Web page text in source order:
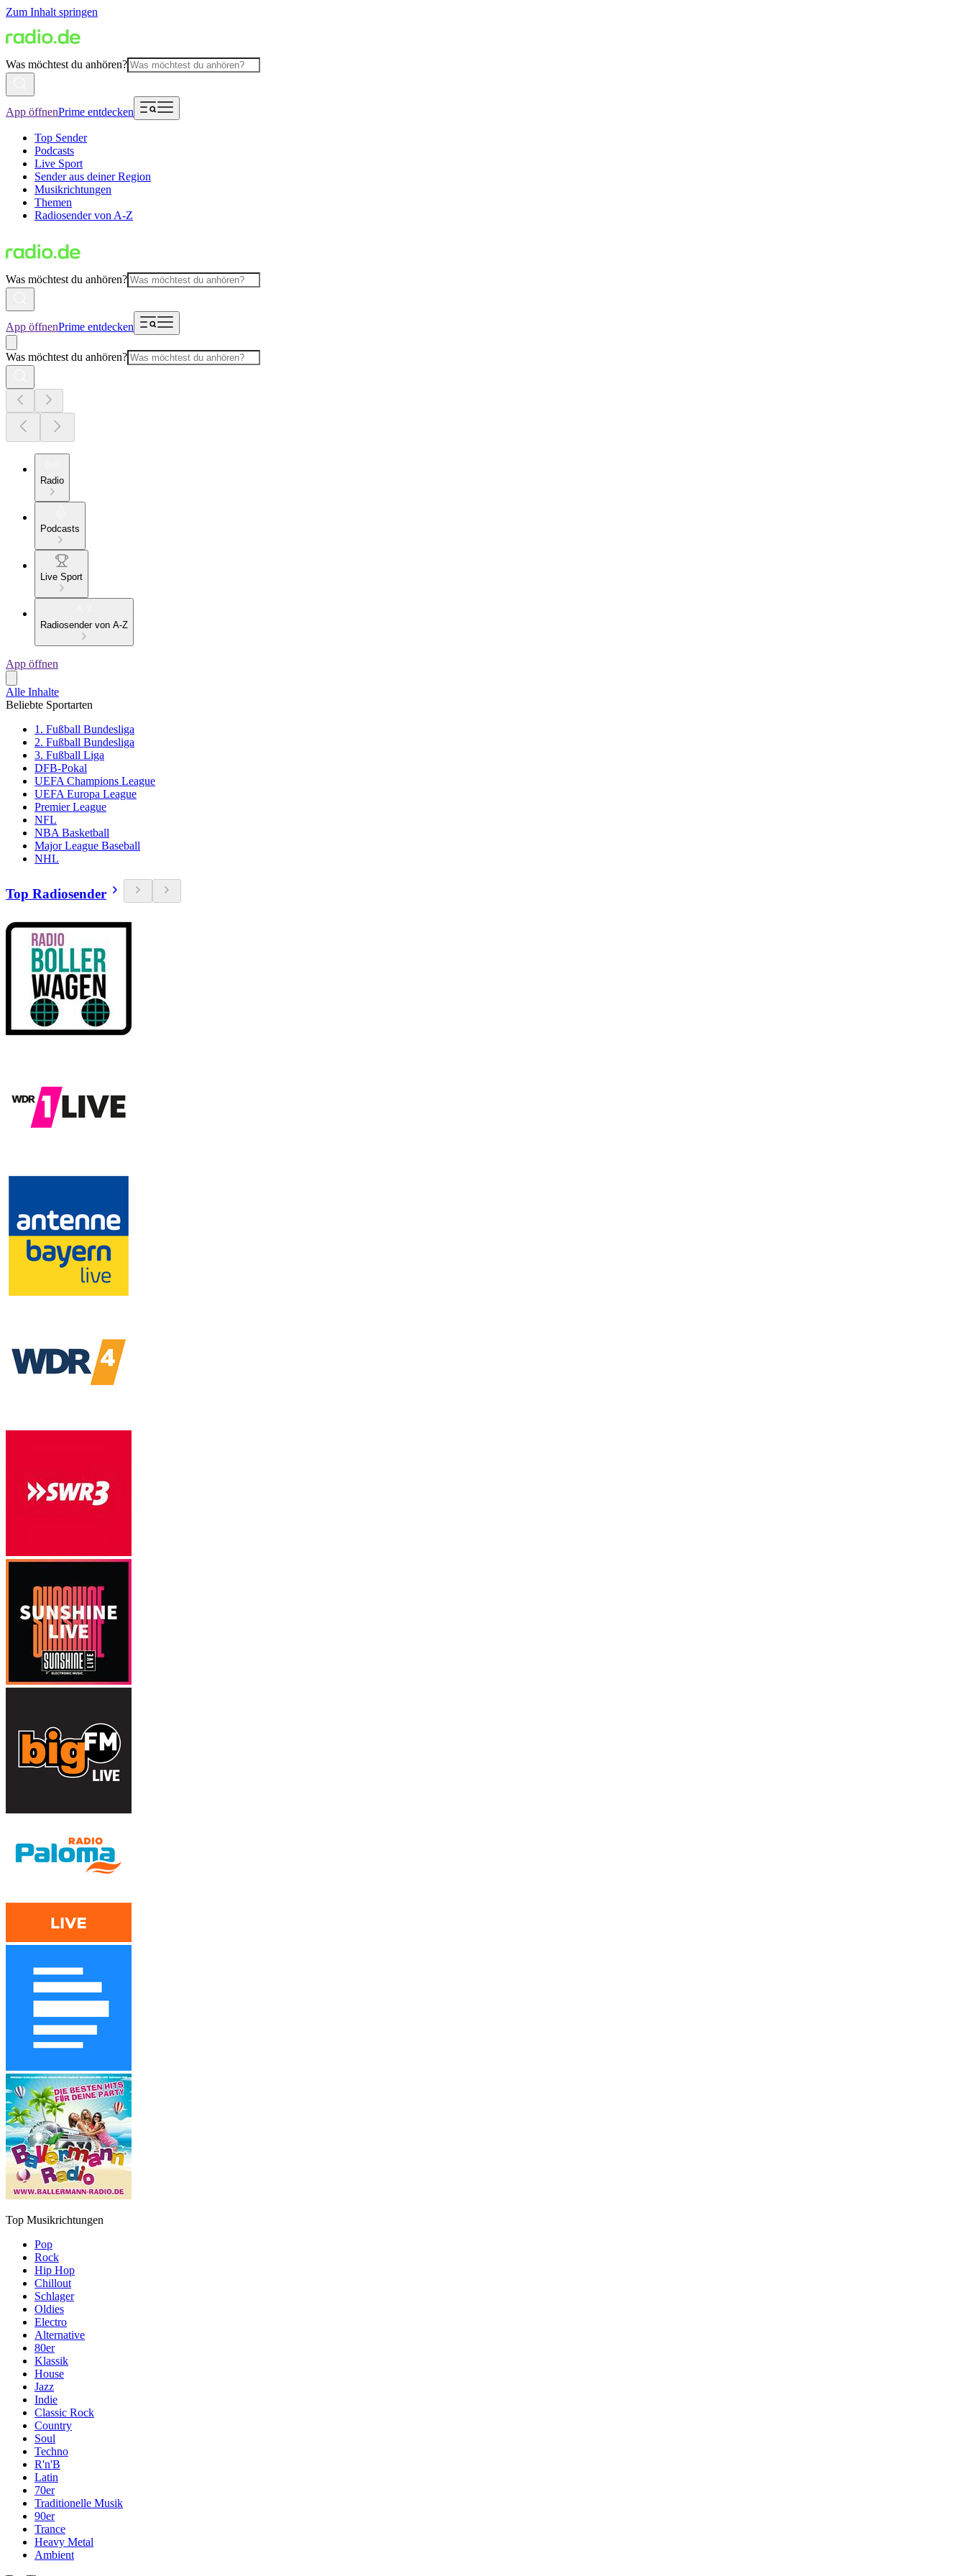
Zum Inhalt springen
Was möchtest du anhören?
App öffnenPrime entdecken
Top Sender
Podcasts
Live Sport
Sender aus deiner Region
Musikrichtungen
Themen
Radiosender von A-Z
Was möchtest du anhören?
App öffnenPrime entdecken
Was möchtest du anhören?
Radio
Podcasts
Live Sport
Radiosender von A-Z
App öffnen
Alle Inhalte
Beliebte Sportarten
1. Fußball Bundesliga
2. Fußball Bundesliga
3. Fußball Liga
DFB-Pokal
UEFA Champions League
UEFA Europa League
Premier League
NFL
NBA Basketball
Major League Baseball
NHL
Top Radiosender
Top Musikrichtungen
Pop
Rock
Hip Hop
Chillout
Schlager
Oldies
Electro
Alternative
80er
Klassik
House
Jazz
Indie
Classic Rock
Country
Soul
Techno
R'n'B
Latin
70er
Traditionelle Musik
90er
Trance
Heavy Metal
Ambient